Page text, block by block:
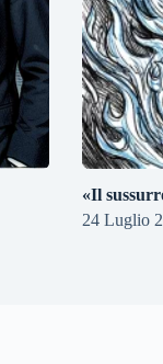
«Il
24 Luglio